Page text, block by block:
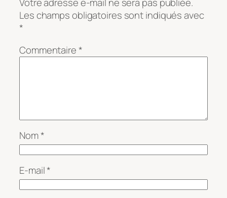
Les champs obligatoires sont indiqués avec
*
Commentaire*
Nom*
E-mail*